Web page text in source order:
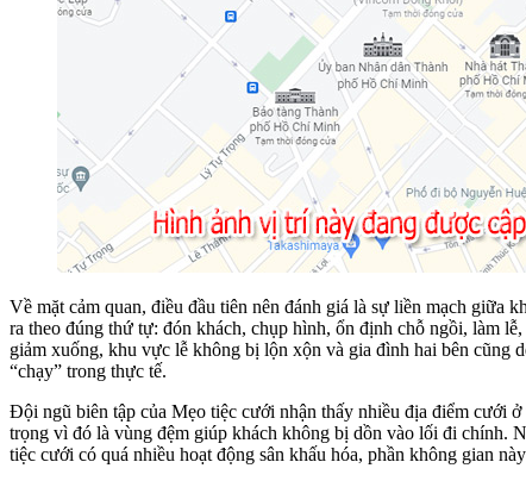
Về mặt cảm quan, điều đầu tiên nên đánh giá là sự liền mạch giữa
ra theo đúng thứ tự: đón khách, chụp hình, ổn định chỗ ngồi, làm
giảm xuống, khu vực lễ không bị lộn xộn và gia đình hai bên cũng
“chạy” trong thực tế.
Đội ngũ biên tập của Mẹo tiệc cưới nhận thấy nhiều địa điểm cưới
trọng vì đó là vùng đệm giúp khách không bị dồn vào lối đi chính.
tiệc cưới có quá nhiều hoạt động sân khấu hóa, phần không gian